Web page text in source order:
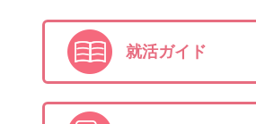
就活ガイド